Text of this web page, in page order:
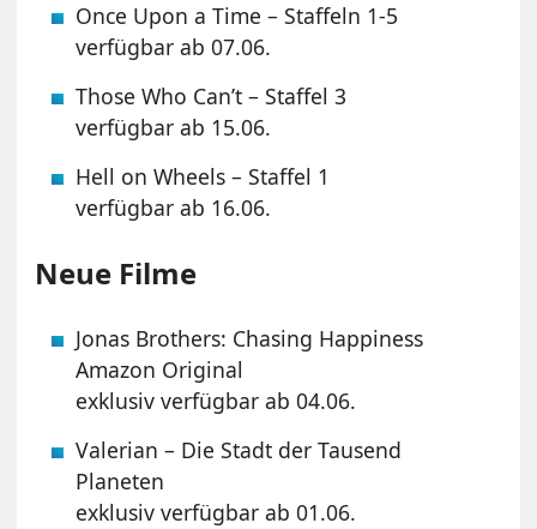
Once Upon a Time – Staffeln 1-5
verfügbar ab 07.06.
Those Who Can’t – Staffel 3
verfügbar ab 15.06.
Hell on Wheels – Staffel 1
verfügbar ab 16.06.
Neue Filme
Jonas Brothers: Chasing Happiness
Amazon Original
exklusiv verfügbar ab 04.06.
Valerian – Die Stadt der Tausend
Planeten
exklusiv verfügbar ab 01.06.